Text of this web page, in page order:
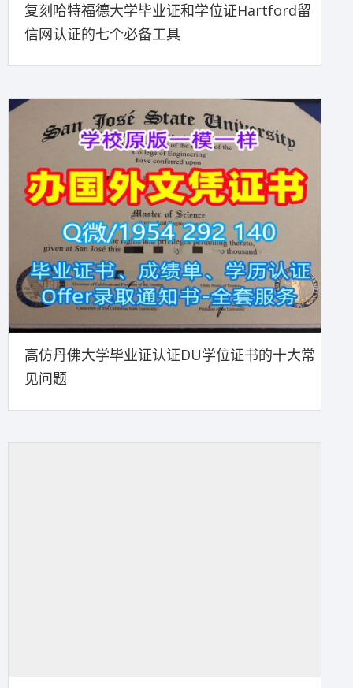
复刻哈特福德大学毕业证和学位证Hartford留
信网认证的七个必备工具
高仿丹佛大学毕业证认证DU学位证书的十大常
见问题